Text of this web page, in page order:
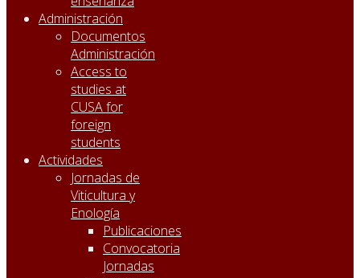
Administración
Documentos
Administración
Access to
studies at
CUSA for
foreign
students
Actividades
Jornadas de
Viticultura y
Enología
Publicaciones
Convocatoria
Jornadas